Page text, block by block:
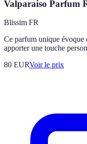
Valparaiso Parfum
Blissim FR
Ce parfum unique évoque
apporter une touche
80 EURVoir le prix